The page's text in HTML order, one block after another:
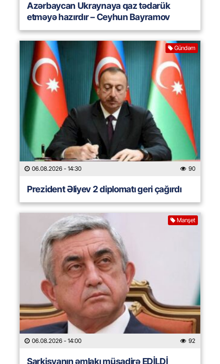
Azərbaycan Ukraynaya qaz tədarük
etməyə hazırdır – Ceyhun Bayramov
Gündəm
06.08.2026 - 14:30 90
Prezident Əliyev 2 diplomatı geri çağırdı
Manşet
06.08.2026 - 14:00 92
Sarkisyanın əmlakı müsadirə EDİLDİ